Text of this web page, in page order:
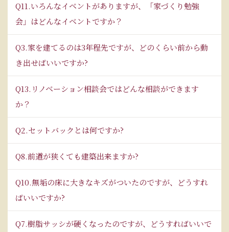
Q11.いろんなイベントがありますが、「家づくり勉強
会」はどんなイベントですか？
Q3.家を建てるのは3年程先ですが、どのくらい前から動
き出せばいいですか?
Q13.リノベーション相談会ではどんな相談ができます
か？
Q2.セットバックとは何ですか?
Q8.前道が狭くても建築出来ますか?
Q10.無垢の床に大きなキズがついたのですが、どうすれ
ばいいですか?
Q7.樹脂サッシが硬くなったのですが、どうすればいいで